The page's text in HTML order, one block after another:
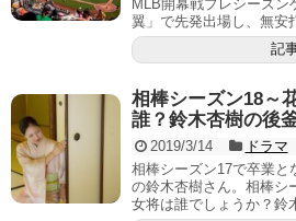
MLB開幕戦プレシーズ
翼」で先発出場し、無安
記
相棒シーズン18～
誰？鈴木杏樹の後
2019/3/14
ドラマ
相棒シーズン17で卒業と
の鈴木杏樹さん。相棒シ
女将は誰でしょうか？鈴